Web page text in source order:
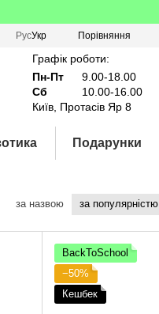
РусУкр Порівняння
Графік роботи:
Пн-Пт
9.00-18.00
Сб
10.00-16.00
Київ, Протасів Яр 8
Подарунки
за назвою за популярністю
BackToSchool
−50%
Кешбек